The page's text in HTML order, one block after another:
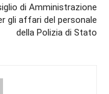
di Amministrazione
gli affari del personale
della Polizia di Stato